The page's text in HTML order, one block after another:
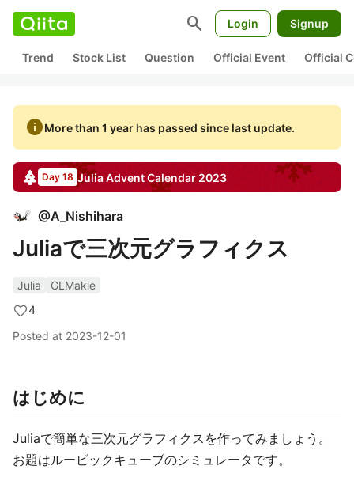
search Login Signup
Trend Stock List Question Official Event Official
infoMore than 1 year has passed since last update.
Day 18 JuliaAdvent Calendar 2023
@A_Nishihara
Juliaで三次元グラフィクス
Julia
GLMakie
4
Posted at 2023-12-01
はじめに
Juliaで簡単な三次元グラフィクスを作ってみましょう。
お題はルービックキューブのシミュレータです。